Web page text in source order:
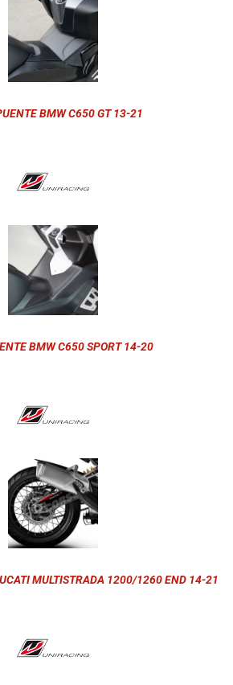
BMW C650 GT 13-21
BMW C650 SPORT 14-20
MULTISTRADA 1200/1260 END 14-21